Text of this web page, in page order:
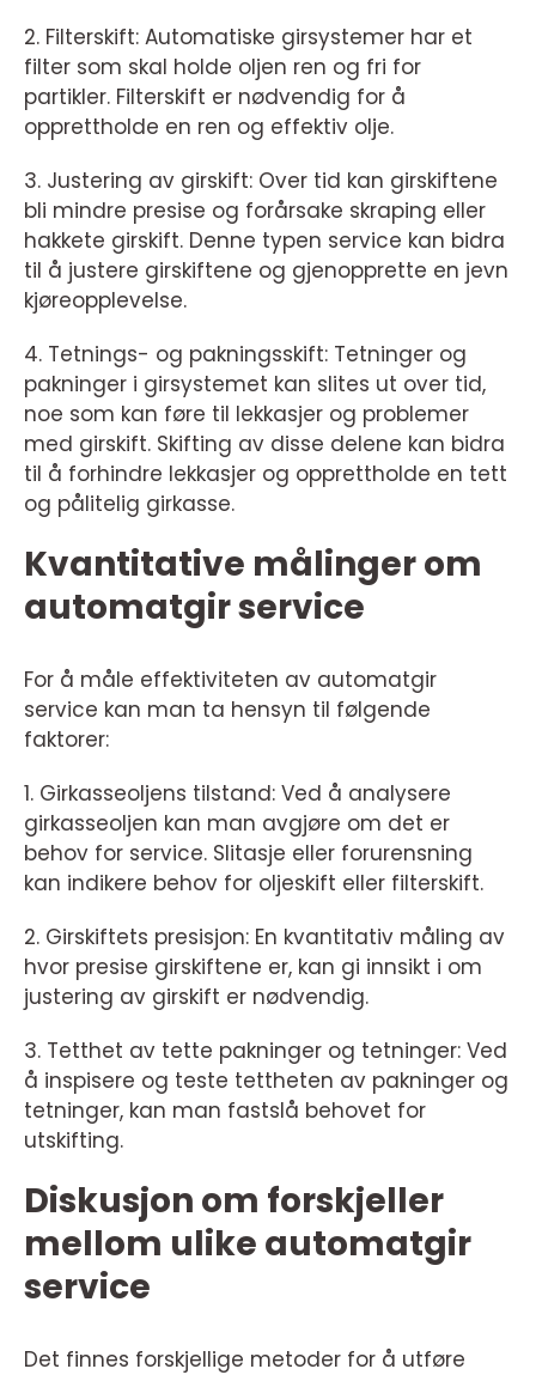
2. Filterskift: Automatiske girsystemer har et
filter som skal holde oljen ren og fri for
partikler. Filterskift er nødvendig for å
opprettholde en ren og effektiv olje.
3. Justering av girskift: Over tid kan girskiftene
bli mindre presise og forårsake skraping eller
hakkete girskift. Denne typen service kan bidra
til å justere girskiftene og gjenopprette en jevn
kjøreopplevelse.
4. Tetnings- og pakningsskift: Tetninger og
pakninger i girsystemet kan slites ut over tid,
noe som kan føre til lekkasjer og problemer
med girskift. Skifting av disse delene kan bidra
til å forhindre lekkasjer og opprettholde en tett
og pålitelig girkasse.
Kvantitative målinger om
automatgir service
For å måle effektiviteten av automatgir
service kan man ta hensyn til følgende
faktorer:
1. Girkasseoljens tilstand: Ved å analysere
girkasseoljen kan man avgjøre om det er
behov for service. Slitasje eller forurensning
kan indikere behov for oljeskift eller filterskift.
2. Girskiftets presisjon: En kvantitativ måling av
hvor presise girskiftene er, kan gi innsikt i om
justering av girskift er nødvendig.
3. Tetthet av tette pakninger og tetninger: Ved
å inspisere og teste tettheten av pakninger og
tetninger, kan man fastslå behovet for
utskifting.
Diskusjon om forskjeller
mellom ulike automatgir
service
Det finnes forskjellige metoder for å utføre